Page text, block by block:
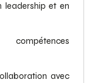
leadership et en
avec